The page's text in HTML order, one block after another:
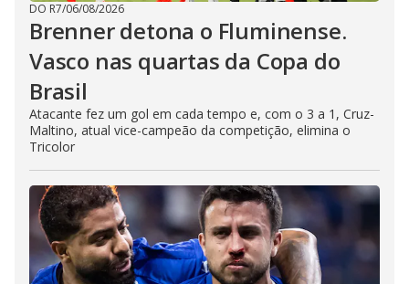
DO R7/06/08/2026
Brenner detona o Fluminense.
Vasco nas quartas da Copa do
Brasil
Atacante fez um gol em cada tempo e, com o 3 a 1, Cruz-
Maltino, atual vice-campeão da competição, elimina o
Tricolor